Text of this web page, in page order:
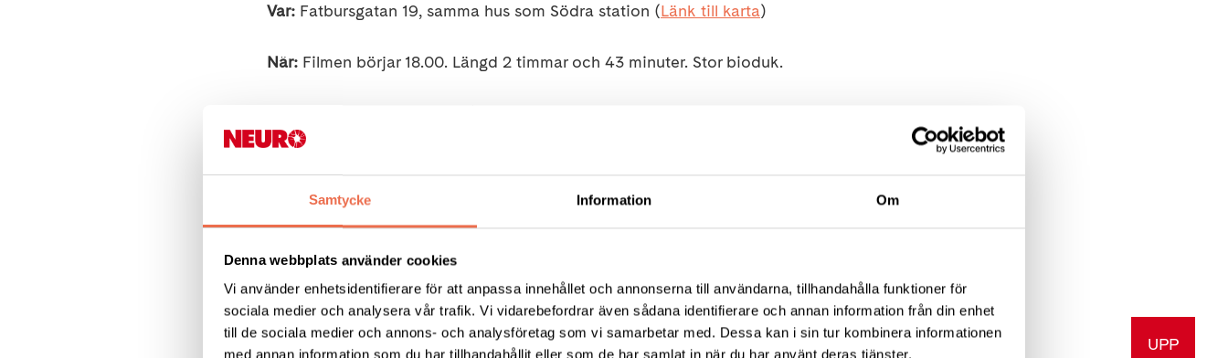
Samtycke Information Om
Denna webbplats använder cookies
Vi använder enhetsidentifierare för att anpassa innehållet och annonserna till användarna, tillhandahålla funktioner för
sociala medier och analysera vår trafik. Vi vidarebefordrar även sådana identifierare och annan information från din enhet
till de sociala medier och annons- och analysföretag som vi samarbetar med. Dessa kan i sin tur kombinera informationen
med annan information som du har tillhandahållit eller som de har samlat in när du har använt deras tjänster.
Var: Fatbursgatan 19, samma hus som Södra station (Länk till karta)
När: Filmen börjar 18.00. Längd 2 timmar och 43 minuter. Stor bioduk.
Välkomna!
Dela denna sida: UPP